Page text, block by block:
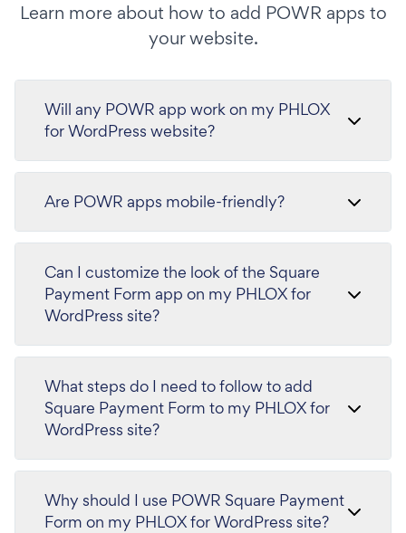
Learn more about how to add POWR apps to
your website.
Will any POWR app work on my PHLOX
for WordPress website?
Are POWR apps mobile-friendly?
Can I customize the look of the Square
Payment Form app on my PHLOX for
WordPress site?
What steps do I need to follow to add
Square Payment Form to my PHLOX for
WordPress site?
Why should I use POWR Square Payment
Form on my PHLOX for WordPress site?